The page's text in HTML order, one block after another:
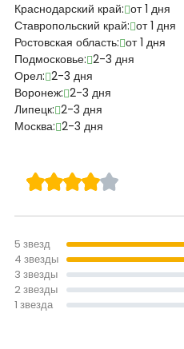
Краснодарский край: от 1 дня
Ставропольский край: от 1 дня
Ростовская область: от 1 дня
Подмосковье: 2-3 дня
Орел: 2-3 дня
Воронеж: 2-3 дня
Липецк: 2-3 дня
Москва: 2-3 дня
5 звезд
4 звезды
3 звезды
2 звезды
1 звезда